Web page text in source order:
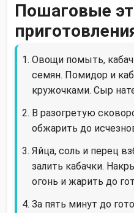
Пошаговые
Овощи помыть,
семян. Помидор и
кружочками. Сыр
В разогретую
обжарить до
Яйца, соль и перец
залить кабачки.
огонь и жарить до
За пять минут до